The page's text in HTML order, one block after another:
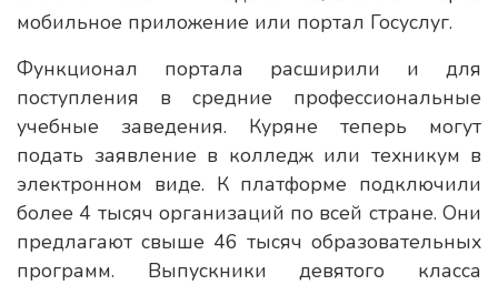
мобильное приложение или портал Госуслуг.
Функционал портала расширили и для
поступления в средние профессиональные
учебные заведения. Куряне теперь могут
подать заявление в колледж или техникум в
электронном виде. К платформе подключили
более 4 тысяч организаций по всей стране. Они
предлагают свыше 46 тысяч образовательных
программ. Выпускники девятого класса